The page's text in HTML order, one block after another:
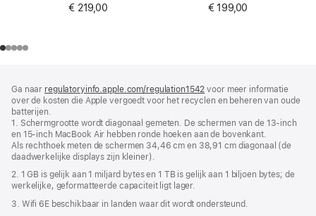
€ 219,00
€ 199,00
Ga naar regulatoryinfo.apple.com/regulation1542 (wordt
in
venster
geopend)
voor meer informatie
over de kosten die Apple vergoedt voor het recyclen en beheren van oude
batterijen.
1. Schermgrootte wordt diagonaal gemeten. De schermen van de 13‑inch
en 15‑inch MacBook Air hebben ronde hoeken aan de bovenkant.
Als rechthoek meten de schermen 34,46 cm en 38,91 cm diagonaal (de
daadwerkelijke displays zijn kleiner).
2. 1 GB is gelijk aan 1 miljard bytes en 1 TB is gelijk aan 1 biljoen bytes; de
werkelijke, geformatteerde capaciteit ligt lager.
3. Wifi 6E beschikbaar in landen waar dit wordt ondersteund.